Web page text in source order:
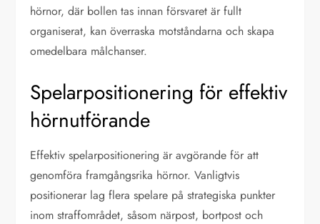
hörnor, där bollen tas innan försvaret är fullt
organiserat, kan överraska motståndarna och skapa
omedelbara målchanser.
Spelarpositionering för effektiv
hörnutförande
Effektiv spelarpositionering är avgörande för att
genomföra framgångsrika hörnor. Vanligtvis
positionerar lag flera spelare på strategiska punkter
inom straffområdet, såsom närpost, bortpost och